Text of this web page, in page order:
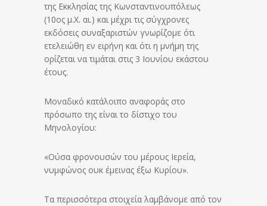
της Εκκλησίας της Κωνσταντινουπόλεως
(10ος μ.Χ. αι.) και μέχρι τις σύγχρονες
εκδόσεις συναξαριστών γνωρίζομε ότι
ετελειώθη εν ειρήνη και ότι η μνήμη της
ορίζεται να τιμάται στις 3 Ιουνίου εκάστου
έτους.
Μοναδικό κατάλοιπο αναφοράς στο
πρόσωπο της είναι το δίστιχο του
Μηνολογίου:
«Ούσα φρονουσών του μέρους Ιερεία,
νυμφώνος ουκ έμεινας έξω Κυρίου».
Τα περισσότερα στοιχεία λαμβάνομε από τον